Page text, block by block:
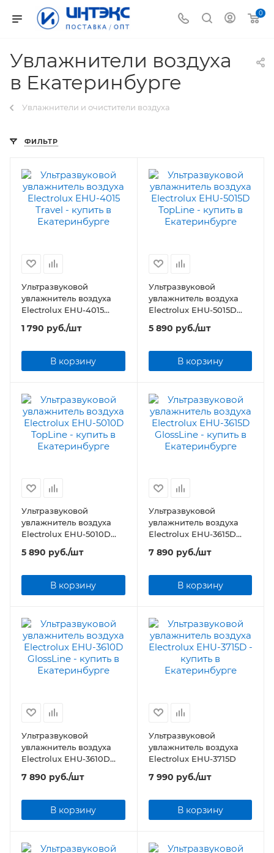
0
Увлажнители воздуха
в Екатеринбурге
Увлажнители и очистители воздуха
ФИЛЬТР
Ультразвуковой
увлажнитель воздуха
Electrolux EHU-4015
1 790 руб./шт
В корзину
Ультразвуковой
увлажнитель воздуха
Electrolux EHU-5015D
5 890 руб./шт
В корзину
Ультразвуковой
увлажнитель воздуха
Electrolux EHU-5010D
5 890 руб./шт
В корзину
Ультразвуковой
увлажнитель воздуха
Electrolux EHU-3615D
7 890 руб./шт
В корзину
Ультразвуковой
увлажнитель воздуха
Electrolux EHU-3610D
7 890 руб./шт
В корзину
Ультразвуковой
увлажнитель воздуха
Electrolux EHU-3715D
7 990 руб./шт
В корзину